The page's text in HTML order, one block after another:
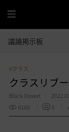
全
体
議論掲示板
#クラス
クラスリブ
Black Desert
8160
0